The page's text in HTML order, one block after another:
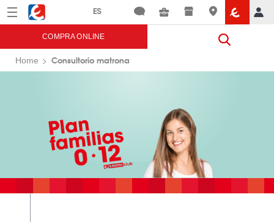
Menú Eroski
COMPRA ONLINE
Home Consultorio matrona